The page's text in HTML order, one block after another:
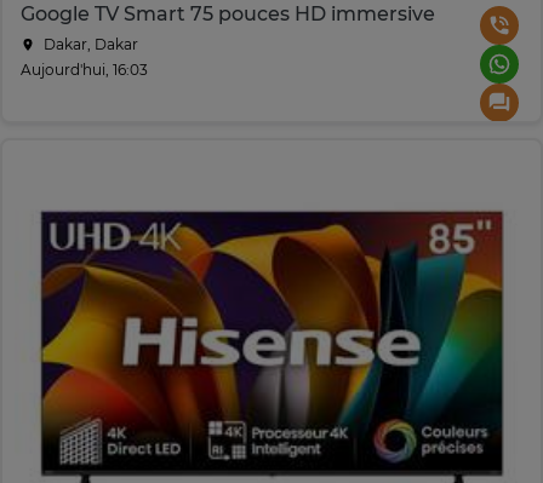
Google TV Smart 75 pouces HD immersive
Dakar, Dakar
Aujourd'hui, 16:03